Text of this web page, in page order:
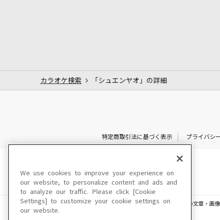
カラオケ検索 「シュエンヤオ」の詳細
特定商取引法に基づく表示 プライバシ
このサイトに掲載されている一切の文章・画
We use cookies to improve your experience on
our website, to personalize content and ads and
to analyze our traffic. Please click [Cookie
Settings] to customize your cookie settings on
our website.